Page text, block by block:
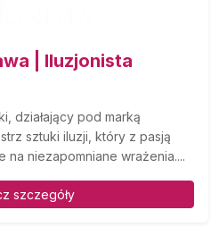
| Iluzjonista
działający pod marką
sztuki iluzji, który z pasją
na niezapomniane wrażenia....
szczegóły